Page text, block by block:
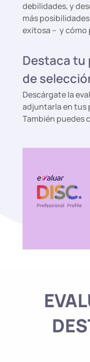
debilidades, y
más
exitosa – y cómo
Destaca tu
de
Descárgate la
adjuntarla en tus
También puedes